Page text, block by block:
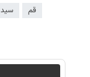
قم سید